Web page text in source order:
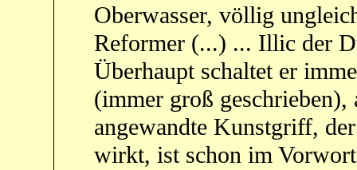
Oberwasser, völlig
Reformer (...) ... Illic der
Überhaupt schaltet er
(immer groß
angewandte Kunstgriff,
wirkt, ist schon im